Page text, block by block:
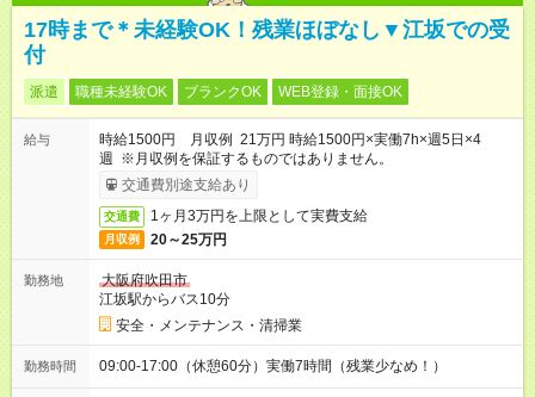
17時まで＊未経験OK！残業ほぼなし▼江坂での受
付
派遣 職種未経験OK ブランクOK WEB登録・面接OK
給与
時給1500円 月収例 21万円 時給1500円×実働7h×週5日×4
週 ※月収例を保証するものではありません。
交通費別途支給あり
交通費 1ヶ月3万円を上限として実費支給
月収例 20～25万円
勤務地
大阪府吹田市
江坂駅からバス10分
安全・メンテナンス・清掃業
勤務時間 09:00-17:00（休憩60分）実働7時間（残業少なめ！）